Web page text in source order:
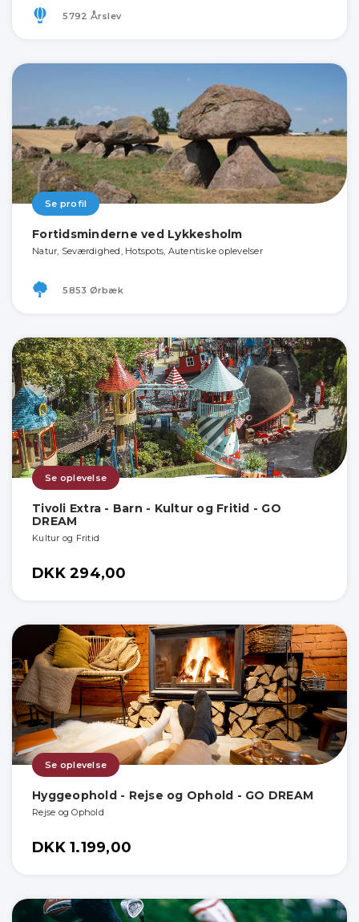
5792 Årslev
Se profil
Fortidsminderne ved Lykkesholm
Natur, Seværdighed, Hotspots, Autentiske oplevelser
5853 Ørbæk
Se oplevelse
Tivoli Extra - Barn - Kultur og Fritid - GO
DREAM
Kultur og Fritid
DKK 294,00
Se oplevelse
Hyggeophold - Rejse og Ophold - GO DREAM
Rejse og Ophold
DKK 1.199,00